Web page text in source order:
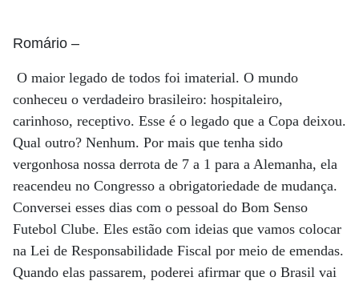
Romário –
O maior legado de todos foi imaterial. O mundo
conheceu o verdadeiro brasileiro: hospitaleiro,
carinhoso, receptivo. Esse é o legado que a Copa deixou.
Qual outro? Nenhum. Por mais que tenha sido
vergonhosa nossa derrota de 7 a 1 para a Alemanha, ela
reacendeu no Congresso a obrigatoriedade de mudança.
Conversei esses dias com o pessoal do Bom Senso
Futebol Clube. Eles estão com ideias que vamos colocar
na Lei de Responsabilidade Fiscal por meio de emendas.
Quando elas passarem, poderei afirmar que o Brasil vai